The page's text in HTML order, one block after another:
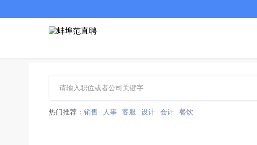
热门推荐： 销售 人事 客服 设计 会计 餐饮